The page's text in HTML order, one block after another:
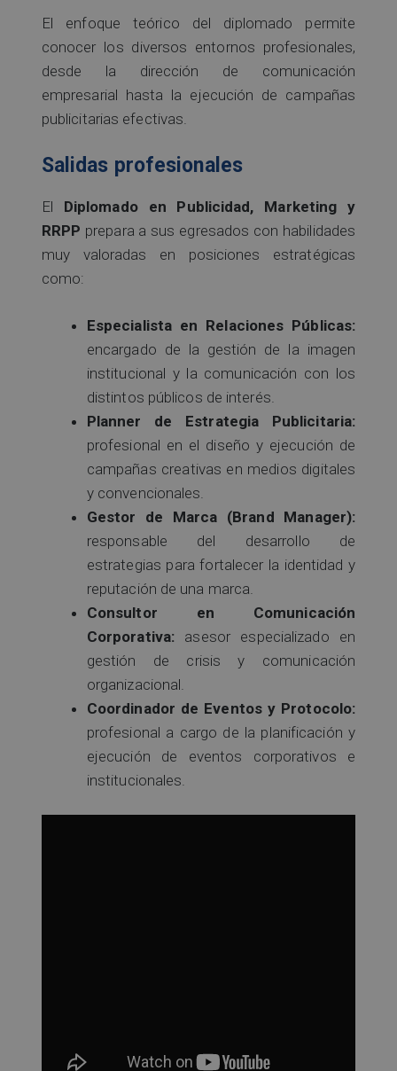
El enfoque teórico del diplomado permite
conocer los diversos entornos profesionales,
desde la dirección de comunicación
empresarial hasta la ejecución de campañas
publicitarias efectivas.
Salidas profesionales
El Diplomado en Publicidad, Marketing y
RRPP prepara a sus egresados con habilidades
muy valoradas en posiciones estratégicas
como:
Especialista en Relaciones Públicas:
encargado de la gestión de la imagen
institucional y la comunicación con los
distintos públicos de interés.
Planner de Estrategia Publicitaria:
profesional en el diseño y ejecución de
campañas creativas en medios digitales
y convencionales.
Gestor de Marca (Brand Manager):
responsable del desarrollo de
estrategias para fortalecer la identidad y
reputación de una marca.
Consultor en Comunicación
Corporativa: asesor especializado en
gestión de crisis y comunicación
organizacional.
Coordinador de Eventos y Protocolo:
profesional a cargo de la planificación y
ejecución de eventos corporativos e
institucionales.